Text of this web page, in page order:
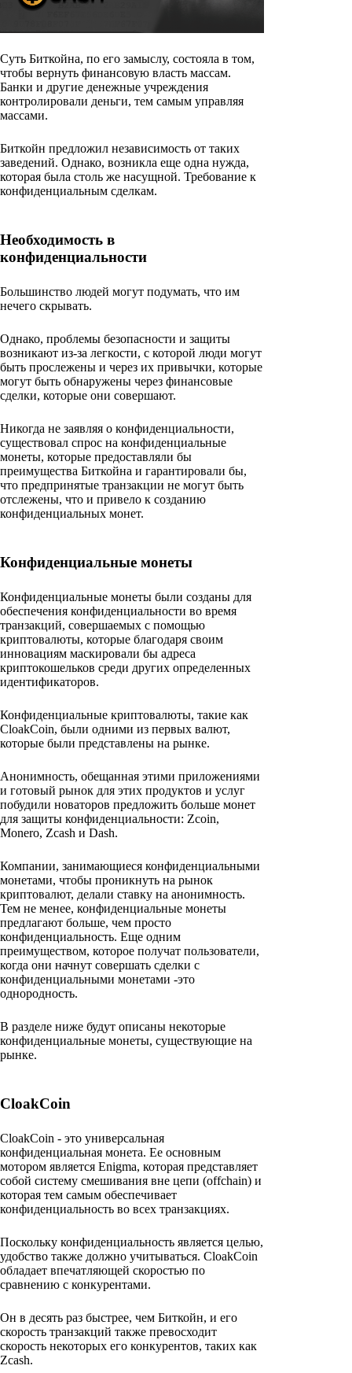
Суть Биткойна, по его замыслу, состояла в том,
чтобы вернуть финансовую власть массам.
Банки и другие денежные учреждения
контролировали деньги, тем самым управляя
массами.
Биткойн предложил независимость от таких
заведений. Однако, возникла еще одна нужда,
которая была столь же насущной. Требование к
конфиденциальным сделкам.
Необходимость в
конфиденциальности
Большинство людей могут подумать, что им
нечего скрывать.
Однако, проблемы безопасности и защиты
возникают из-за легкости, с которой люди могут
быть прослежены и через их привычки, которые
могут быть обнаружены через финансовые
сделки, которые они совершают.
Никогда не заявляя о конфиденциальности,
существовал спрос на конфиденциальные
монеты, которые предоставляли бы
преимущества Биткойна и гарантировали бы,
что предпринятые транзакции не могут быть
отслежены, что и привело к созданию
конфиденциальных монет.
Конфиденциальные монеты
Конфиденциальные монеты были созданы для
обеспечения конфиденциальности во время
транзакций, совершаемых с помощью
криптовалюты, которые благодаря своим
инновациям маскировали бы адреса
криптокошельков среди других определенных
идентификаторов.
Конфиденциальные криптовалюты, такие как
CloakCoin, были одними из первых валют,
которые были представлены на рынке.
Анонимность, обещанная этими приложениями
и готовый рынок для этих продуктов и услуг
побудили новаторов предложить больше монет
для защиты конфиденциальности: Zcoin,
Monero, Zcash и Dash.
Компании, занимающиеся конфиденциальными
монетами, чтобы проникнуть на рынок
криптовалют, делали ставку на анонимность.
Тем не менее, конфиденциальные монеты
предлагают больше, чем просто
конфиденциальность. Еще одним
преимуществом, которое получат пользователи,
когда они начнут совершать сделки с
конфиденциальными монетами -это
однородность.
В разделе ниже будут описаны некоторые
конфиденциальные монеты, существующие на
рынке.
CloakCoin
CloakCoin - это универсальная
конфиденциальная монета. Ее основным
мотором является Enigma, которая представляет
собой систему смешивания вне цепи (offchain) и
которая тем самым обеспечивает
конфиденциальность во всех транзакциях.
Поскольку конфиденциальность является целью,
удобство также должно учитываться. CloakCoin
обладает впечатляющей скоростью по
сравнению с конкурентами.
Он в десять раз быстрее, чем Биткойн, и его
скорость транзакций также превосходит
скорость некоторых его конкурентов, таких как
Zcash.